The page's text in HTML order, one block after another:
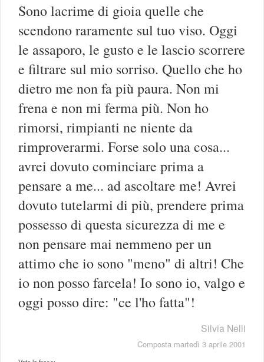
Sono lacrime di gioia quelle che
scendono raramente sul tuo viso. Oggi
le assaporo, le gusto e le lascio scorrere
e filtrare sul mio sorriso. Quello che ho
dietro me non fa più paura. Non mi
frena e non mi ferma più. Non ho
rimorsi, rimpianti ne niente da
rimproverarmi. Forse solo una cosa...
avrei dovuto cominciare prima a
pensare a me... ad ascoltare me! Avrei
dovuto tutelarmi di più, prendere prima
possesso di questa sicurezza di me e
non pensare mai nemmeno per un
attimo che io sono "meno" di altri! Che
io non posso farcela! Io sono io, valgo e
oggi posso dire: "ce l'ho fatta"!
Silvia Nelli
Composta martedì 3 aprile 2001